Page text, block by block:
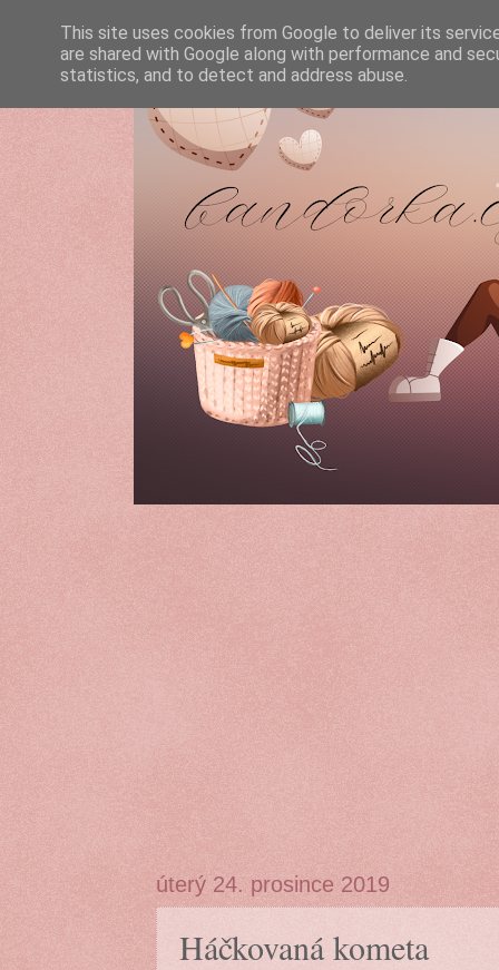
úterý 24. prosince 2019
Háčkovaná kometa
This site uses cookies from Google to deliver its
are shared with Google along with performance and
statistics, and to detect and address abuse.